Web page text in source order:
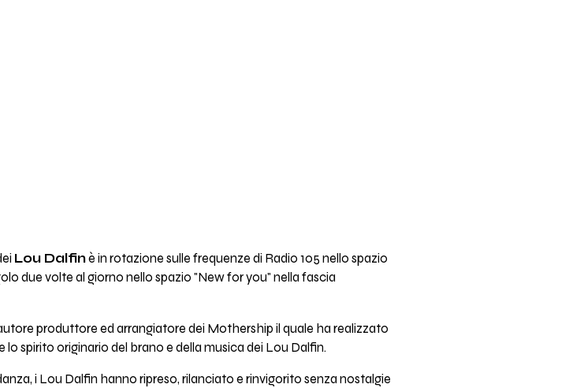
Lou Dalfinè in rotazione sulle frequenze di Radio 105 nello spazio
due volte al giorno nello spazio "New for you" nella fascia
produttore ed arrangiatore dei Mothership il quale ha realizzato
spirito originario del brano e della musica dei Lou Dalfin.
i Lou Dalfin hanno ripreso, rilanciato e rinvigorito senza nostalgie